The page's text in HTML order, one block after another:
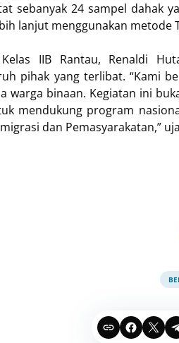
sebanyak 24 sampel dahak
lanjut menggunakan metode
IIB Rantau, Renaldi
pihak yang terlibat. “Kami
warga binaan. Kegiatan ini
mendukung program
dan Pemasyarakatan,”